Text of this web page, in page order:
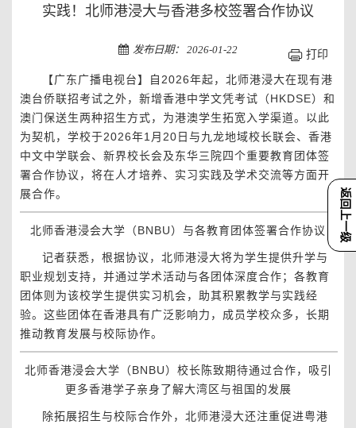
返回上一级
实践！北师港浸大与香港多校签署合作协议
发布日期： 2026-01-22 打印
【广东广播电视台】自2026年起，北师港浸大在现有港
澳台侨联招考试之外，新增香港中学文凭考试（HKDSE）和
澳门保送生两种招生方式，为港澳学生拓宽入学渠道。以此
为契机，学校于2026年1月20日与九龙地域校长联会、香港
中文中学联会、新界校长会及东华三院四个重要教育团体签
署合作协议，将在人才培养、实习实践及学术交流等方面开
展合作。
北师香港浸会大学（BNBU）与各教育团体签署合作协议
记者获悉，根据协议，北师港浸大将为学生提供升学与
职业规划支持，并通过学术活动与各团体深度合作；各教育
团体则为该校学生提供实习机会，助其积累教学与实践经
验。这些团体在香港具有广泛影响力，成员学校众多，长期
推动教育发展与校际协作。
北师香港浸会大学（BNBU）校长陈致期待通过合作，吸引
更多香港学子亲身了解大湾区与祖国的发展
除拓展招生与校际合作外，北师港浸大还注重促进粤港